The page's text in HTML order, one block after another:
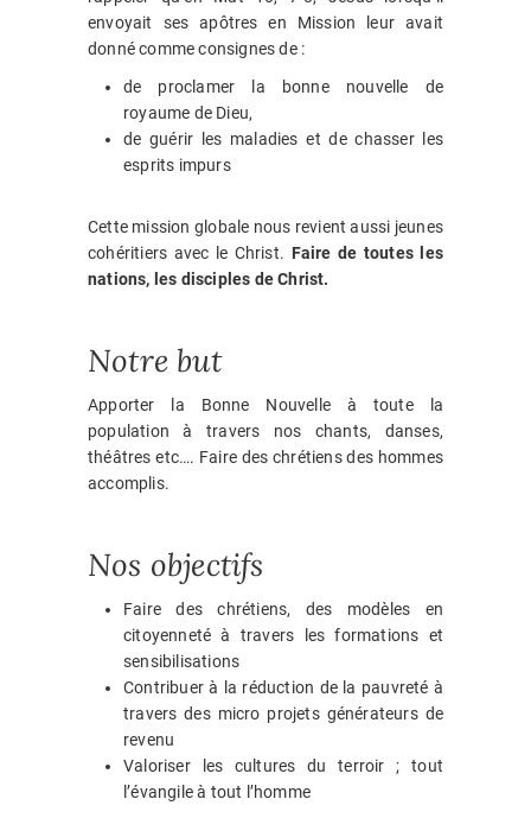
envoyait ses apôtres en Mission leur avait
donné comme consignes de :
de proclamer la bonne nouvelle de
royaume de Dieu,
de guérir les maladies et de chasser les
esprits impurs
Cette mission globale nous revient aussi jeunes
cohéritiers avec le Christ. Faire de toutes les
nations, les disciples de Christ.
Notre but
Apporter la Bonne Nouvelle à toute la
population à travers nos chants, danses,
théâtres etc…. Faire des chrétiens des hommes
accomplis.
Nos objectifs
Faire des chrétiens, des modèles en
citoyenneté à travers les formations et
sensibilisations
Contribuer à la réduction de la pauvreté à
travers des micro projets générateurs de
revenu
Valoriser les cultures du terroir ; tout
l’évangile à tout l’homme